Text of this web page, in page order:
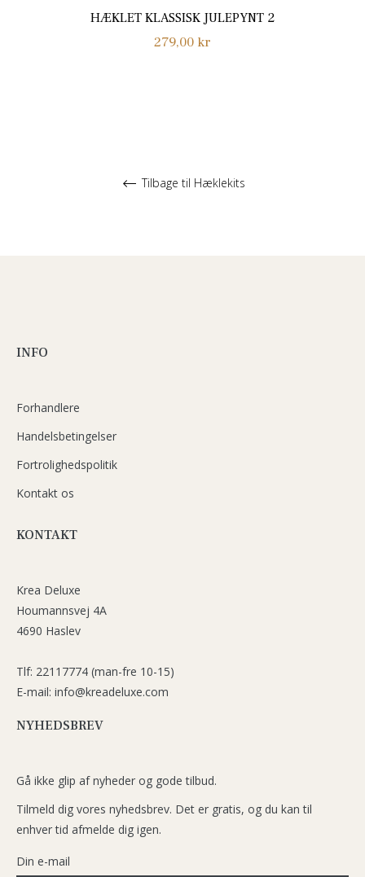
HÆKLET KLASSISK JULEPYNT 2
Normalpris
279,00 kr
Tilbage til Hæklekits
INFO
Forhandlere
Handelsbetingelser
Fortrolighedspolitik
Kontakt os
KONTAKT
Krea Deluxe
Houmannsvej 4A
4690 Haslev
Tlf: 22117774 (man-fre 10-15)
E-mail: info@kreadeluxe.com
NYHEDSBREV
Gå ikke glip af nyheder og gode tilbud.
Tilmeld dig vores nyhedsbrev. Det er gratis, og du kan til
enhver tid afmelde dig igen.